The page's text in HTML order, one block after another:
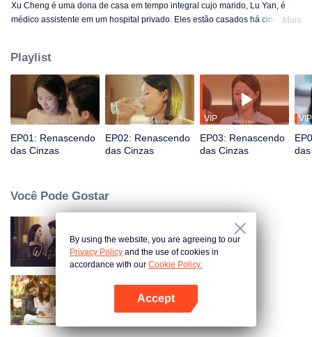
Abra o programa
Xu Cheng é uma dona de casa em tempo integral cujo marido, Lu Yan, é
médico assistente em um hospital privado. Eles estão casados ​​há cinco
ocasional também fez com que ela machucasse a si mesma e a outras
pessoas. No entanto, um acidente de carro traz uma mudança neste
casamento que já foi perfeito. Lu Yan, cujo carro está agora na água do
lago, felizmente foi salvo por um transeunte. Xu Cheng, por outro lado, está
desaparecido.
Mais
Playlist
EP01: Renascendo
das Cinzas
EP02: Renascendo
das Cinzas
VIP
EP03: Renascendo
das Cinzas
VIP
Você Pode Gostar
Vingança da Esposa
Amor Como um Contrato
By using the website, you are agreeing to our
Privacy Policy and the use of cookies in
accordance with our Cookie Policy.
Accept